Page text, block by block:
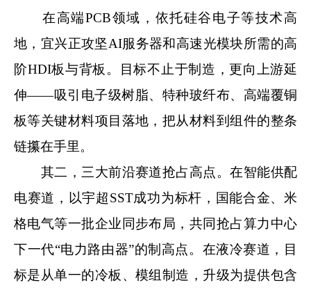
在高端PCB领域，依托硅谷电子等技术高
地，宜兴正攻坚AI服务器和高速光模块所需的高
阶HDI板与背板。目标不止于制造，更向上游延
伸——吸引电子级树脂、特种玻纤布、高端覆铜
板等关键材料项目落地，把从材料到组件的整条
链攥在手里。
其二，三大前沿赛道抢占高点。在智能供配
电赛道，以宇超SST成功为标杆，国能合金、米
格电气等一批企业同步布局，共同抢占算力中心
下一代“电力路由器”的制高点。在液冷赛道，目
标是从单一的冷板、模组制造，升级为提供包含